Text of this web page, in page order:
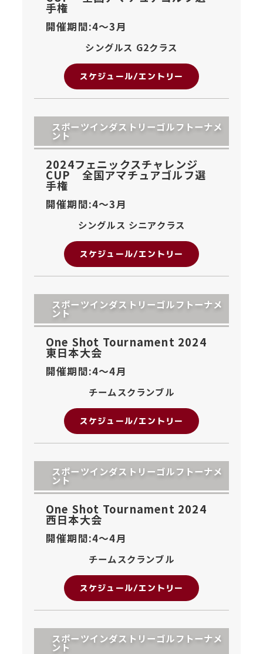
手権
開催期間:4〜3月
シングルス G2クラス
スケジュール/エントリー
スポーツインダストリーゴルフトーナメ
ント
2024フェニックスチャレンジ
CUP 全国アマチュアゴルフ選
手権
開催期間:4〜3月
シングルス シニアクラス
スケジュール/エントリー
スポーツインダストリーゴルフトーナメ
ント
One Shot Tournament 2024
東日本大会
開催期間:4〜4月
チームスクランブル
スケジュール/エントリー
スポーツインダストリーゴルフトーナメ
ント
One Shot Tournament 2024
西日本大会
開催期間:4〜4月
チームスクランブル
スケジュール/エントリー
スポーツインダストリーゴルフトーナメ
ント